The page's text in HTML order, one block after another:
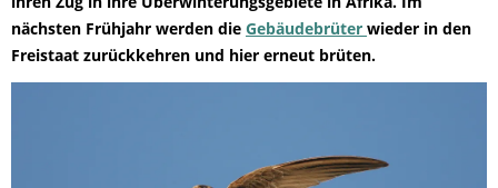
nächsten Frühjahr werden die Gebäudebrüter wieder in den
Freistaat zurückkehren und hier erneut brüten.